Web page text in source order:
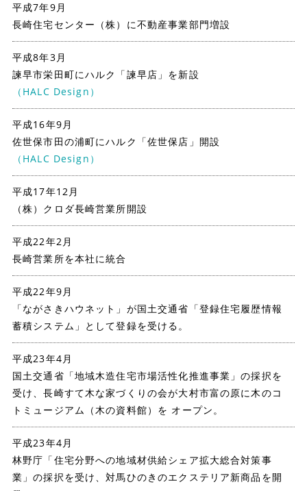
平成7年9月
長崎住宅センター（株）に不動産事業部門増設
平成8年3月
諫早市栄田町にハルク「諫早店」を新設
（HALC Design）
平成16年9月
佐世保市田の浦町にハルク「佐世保店」開設
（HALC Design）
平成17年12月
（株）クロダ長崎営業所開設
平成22年2月
長崎営業所を本社に統合
平成22年9月
「ながさきハウネット」が国土交通省「登録住宅履歴情報
蓄積システム」として登録を受ける。
平成23年4月
国土交通省「地域木造住宅市場活性化推進事業」の採択を
受け、長崎すて木な家づくりの会が大村市富の原に木のコ
トミュージアム（木の資料館）を オープン。
平成23年4月
林野庁「住宅分野への地域材供給シェア拡大総合対策事
業」の採択を受け、対馬ひのきのエクステリア新商品を開